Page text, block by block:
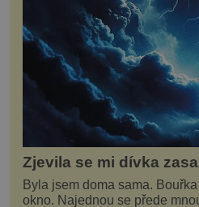
Zjevila se mi dívka
Byla jsem doma sama.
okno. Najednou se přede